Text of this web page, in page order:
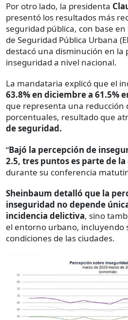
Por otro lado, la presidenta
presentó los resultados más
seguridad pública, con base
de Seguridad Pública Urbana
destacó una disminución en la
inseguridad a nivel nacional.
La mandataria explicó que el
63.8% en diciembre a 61.5%
que representa una reducción
porcentuales, resultado que
de seguridad.
“Bajó la percepción de
2.5, tres puntos es parte de
durante su conferencia
Sheinbaum detalló que la
inseguridad no depende
incidencia delictiva, sino
el entorno urbano, incluyendo
condiciones de las ciudades.